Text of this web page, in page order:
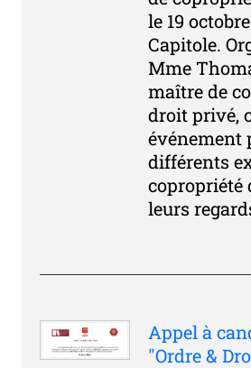
le 19
Capitole.
Mme
maître de
droit privé,
événement
différents
copropriété
leurs
Appel à
"Ordre &